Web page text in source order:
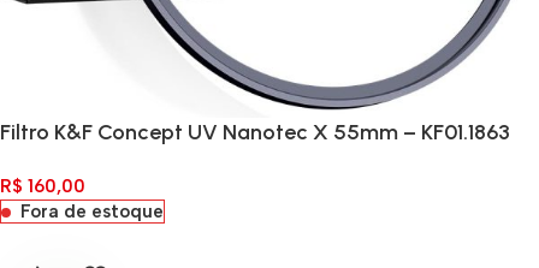
Filtro K&F Concept UV Nanotec X 55mm – KF01.1863
R$ 160,00
Fora de estoque